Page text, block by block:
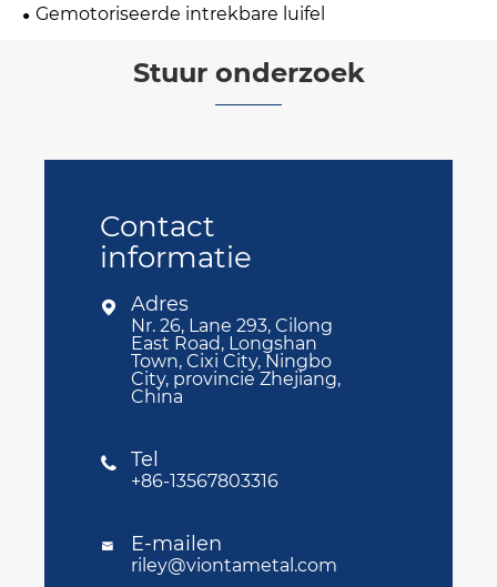
Gemotoriseerde intrekbare luifel
Stuur onderzoek
Contact
informatie
 Adres
Nr. 26, Lane 293, Cilong
East Road, Longshan
Town, Cixi City, Ningbo
City, provincie Zhejiang,
China
 Tel
+86-13567803316
 E-mailen
riley@viontametal.com